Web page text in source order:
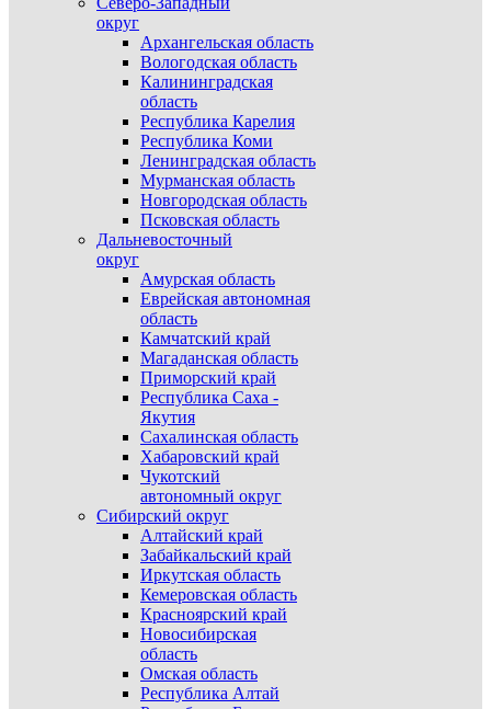
округ
Архангельская область
Вологодская область
Калининградская
область
Республика Карелия
Республика Коми
Ленинградская область
Мурманская область
Новгородская область
Псковская область
Дальневосточный
округ
Амурская область
Еврейская автономная
область
Камчатский край
Магаданская область
Приморский край
Республика Саха -
Якутия
Сахалинская область
Хабаровский край
Чукотский
автономный округ
Сибирский округ
Алтайский край
Забайкальский край
Иркутская область
Кемеровская область
Красноярский край
Новосибирская
область
Омская область
Республика Алтай